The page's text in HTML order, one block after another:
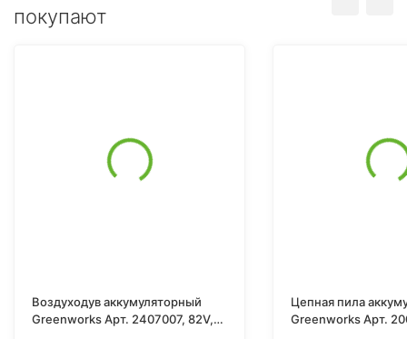
покупают
Воздуходув аккумуляторный
Greenworks Арт. 2407007, 82V,
Цепная пила
Greenworks Арт.